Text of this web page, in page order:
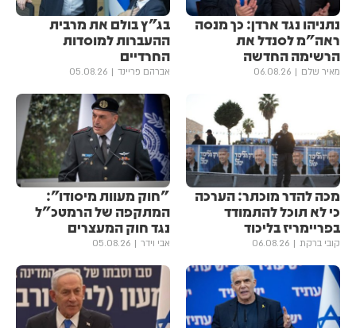
נתניהו נגד ארדן: כך מנסה
ראה"מ לסנדל את
הרשימה החדשה
מאיר שלם 06.08.26
בג"ץ בולם את מרבית
ההעברות למוסדות
החרדיים
אברהם פריינד 05.08.26
מכה להדר מוכתר: הערכה
כי לא תוכל להתמודד
בפריימריז בליכוד
קובי ברקת 06.08.26
"חוק מעוות מיסודו":
המתקפה של הרמטכ"ל
נגד חוק המעצרים
אבי וידר 05.08.26